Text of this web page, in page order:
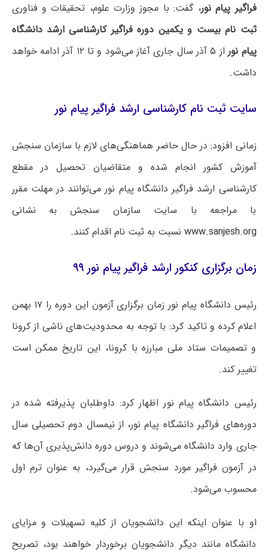
فراگیر پیام نور، گفت: با مجوز وزارت علوم، تحقیقات و فناوری
ثبت نام بیست و یکمین دوره فراگیر کارشناسی ارشد دانشگاه
پیام نور
از ۵ آذر سال جاری آغاز می‌شود و تا ۱۲ آذر ادامه خواهد
داشت.
سایت ثبت نام کارشناسی ارشد فراگیر پیام نور
زمانی افزود: در حال حاضر هماهنگی‌های لازم با سازمان سنجش
آموزش کشور انجام شده و متقاضیان تحصیل در مقطع
کارشناسی ارشد فراگیر دانشگاه پیام نور می‌توانند در مهلت مقرر
با مراجعه با سایت سازمان سنجش به نشانی
www.sanjesh.org نسبت به ثبت نام اقدام کنند.
زمان برگزاری کنکور ارشد فراگیر پیام نور ۹۹
رئیس دانشگاه پیام نور زمان برگزاری آزمون این دوره را ۱۷ بهمن
اعلام کرده و تاکید کرد: با توجه به محدودیت‌های ناشی از کرونا
و تصمیمات ستاد ملی مبارزه با کرونا، این تاریخ ممکن است
تغییر کند.
رئیس دانشگاه پیام نور اظهار کرد: داوطلبان پذیرفته شده در
دوره‌های فراگیر دانشگاه پیام نور، از نیمسال دوم تحصیلی سال
جاری وارد دانشگاه می‌شوند و دروس دوره دانش‌پذیری آن‌ها که
در آزمون فراگیر مورد سنجش قرار می‌گیرد، به عنوان ترم اول
محسوب می‌شود.
او با عنوان اینکه این دانشجویان از کلیه تسهیلات و مزایای
دانشگاه مانند دیگر دانشجویان برخوردار خواهند بود، تصریح